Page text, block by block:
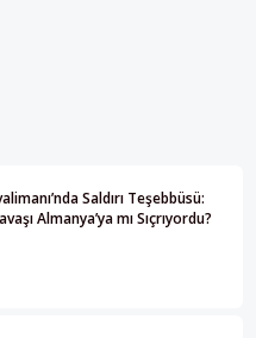
Saldırı Teşebbüsü:
Almanya’ya mı Sıçrıyordu?